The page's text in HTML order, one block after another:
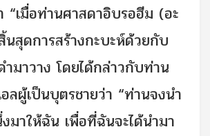
“เมื่อท่านศาสดาอิบรอฮีม (อะ
สุดการสร้างกะบะห์ด้วยกับ
ำมาวาง โดยได้กล่าวกับท่าน
ลผู้เป็นบุตรชายว่า “ท่านจงนำ
มาให้ฉัน เพื่อที่ฉันจะได้นำมา